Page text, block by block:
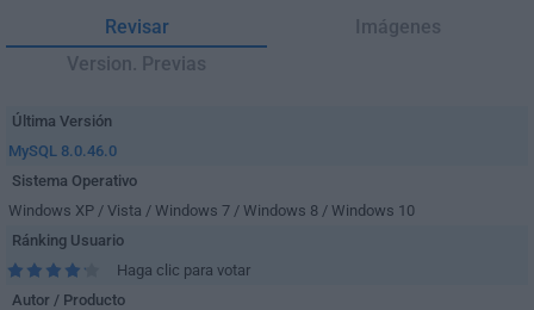
Revisar
Imágenes
Version. Previas
Última Versión
MySQL 8.0.46.0
Sistema Operativo
Windows XP / Vista / Windows 7 / Windows 8 / Windows 10
Ránking Usuario
Haga clic para votar
Autor / Producto